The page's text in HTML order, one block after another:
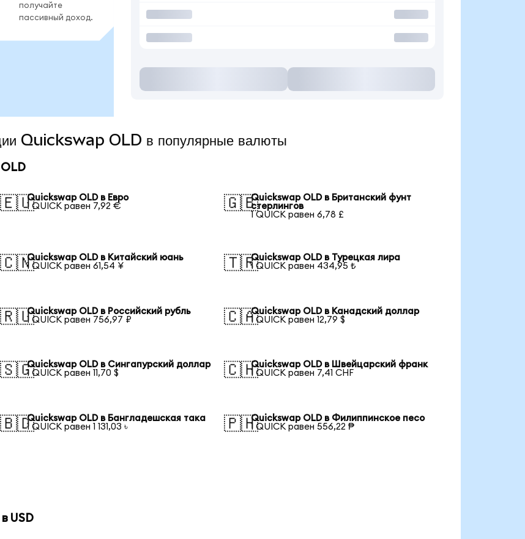
получайте
пассивный доход.
Quickswap OLD в популярные валюты
🇪🇺Quickswap OLD в Евро
1 QUICK равен 7,92 €
🇬🇧Quickswap OLD в Британский фунт
стерлингов
1 QUICK равен 6,78 £
🇨🇳Quickswap OLD в Китайский юань
1 QUICK равен 61,54 ¥
🇹🇷Quickswap OLD в Турецкая лира
1 QUICK равен 434,95 ₺
🇷🇺Quickswap OLD в Российский рубль
1 QUICK равен 756,97 ₽
🇨🇦Quickswap OLD в Канадский доллар
1 QUICK равен 12,79 $
🇸🇬Quickswap OLD в Сингапурский доллар
1 QUICK равен 11,70 $
🇨🇭Quickswap OLD в Швейцарский франк
1 QUICK равен 7,41 CHF
🇧🇩Quickswap OLD в Бангладешская така
1 QUICK равен 1 131,03 ৳
🇵🇭Quickswap OLD в Филиппинское песо
1 QUICK равен 556,22 ₱
USD